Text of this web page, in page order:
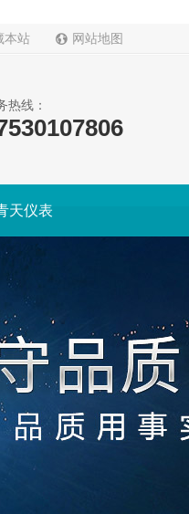
本站 网站地图
热线：
天仪表